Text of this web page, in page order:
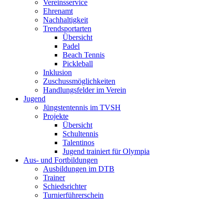
Vereinsservice
Ehrenamt
Nachhaltigkeit
Trendsportarten
Übersicht
Padel
Beach Tennis
Pickleball
Inklusion
Zuschussmöglichkeiten
Handlungsfelder im Verein
Jugend
Jüngstentennis im TVSH
Projekte
Übersicht
Schultennis
Talentinos
Jugend trainiert für Olympia
Aus- und Fortbildungen
Ausbildungen im DTB
Trainer
Schiedsrichter
Turnierführerschein